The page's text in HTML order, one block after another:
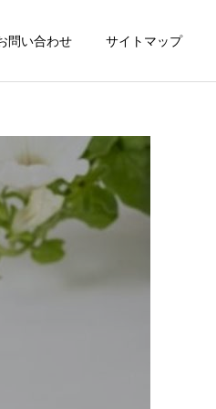
問い合わせ サイトマップ